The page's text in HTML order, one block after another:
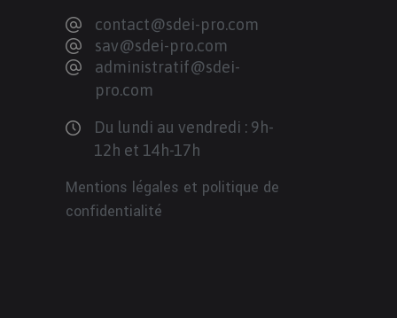
contact@sdei-pro.com
sav@sdei-pro.com
administratif@sdei-
pro.com
Du lundi au vendredi : 9h-
12h et 14h-17h
Mentions légales et politique de
confidentialité